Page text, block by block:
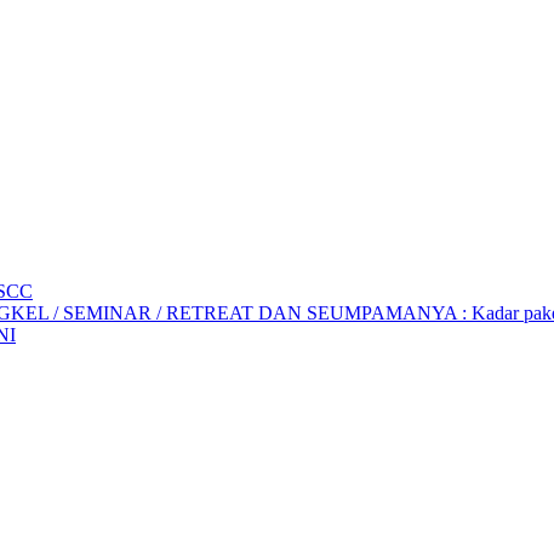
/ SEMINAR / RETREAT DAN SEUMPAMANYA : Kadar pakej